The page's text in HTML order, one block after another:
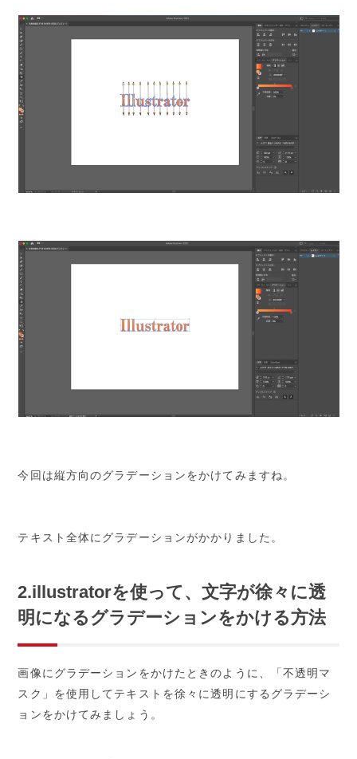
今回は縦方向のグラデーションをかけてみますね。
テキスト全体にグラデーションがかかりました。
2.illustratorを使って、文字が徐々に透
明になるグラデーションをかける方法
画像にグラデーションをかけたときのように、「不透明マ
スク」を使用してテキストを徐々に透明にするグラデーシ
ョンをかけてみましょう。